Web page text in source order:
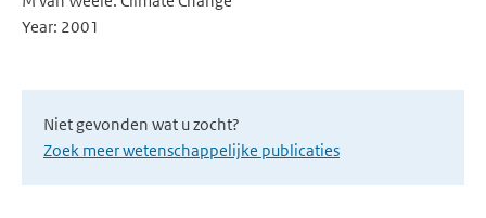
Year: 2001
Niet gevonden wat u zocht?
Zoek meer wetenschappelijke publicaties